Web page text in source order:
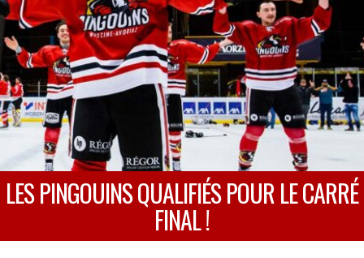
LES PINGOUINS QUALIFIÉS POUR LE CARRÉ
FINAL !